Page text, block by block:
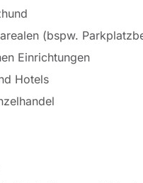
(bspw.
Einrichtungen
Hotels